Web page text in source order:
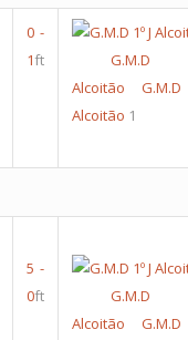
0 -
1ft
Alcoitão
Alcoitão 1
5 -
0ft
Alcoitão